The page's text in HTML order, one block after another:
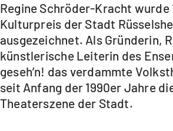
Regine Schröder-Kracht wurde
Kulturpreis der Stadt
ausgezeichnet. Als Gründerin,
künstlerische Leiterin des
geseh’n! das verdammte
seit Anfang der 1990er Jahre
Theaterszene der Stadt.